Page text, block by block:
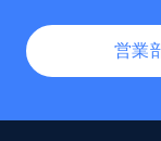
営業